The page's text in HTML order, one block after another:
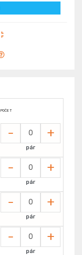
POČET
- +
pár
- +
pár
- +
pár
- +
pár